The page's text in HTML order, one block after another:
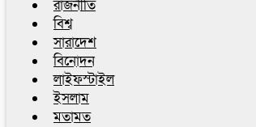
রাজনীতি
বিশ্ব
সারাদেশ
বিনোদন
লাইফস্টাইল
ইসলাম
মতামত